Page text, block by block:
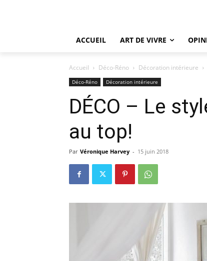
ACCUEIL ART DE VIVRE
Accueil Déco-Réno Décoration intérieure
Déco-Réno Décoration intérieure
DÉCO – Le
au top!
Par Véronique Harvey - 15 juin 2018